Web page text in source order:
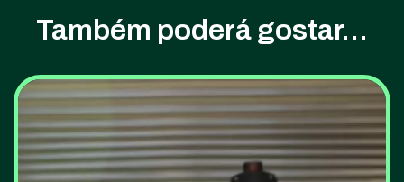
Também poderá gostar...